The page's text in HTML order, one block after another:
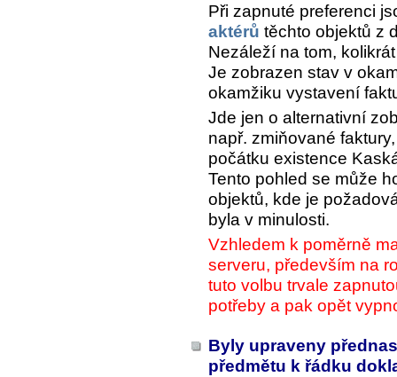
Při zapnuté preferenci
aktérů těchto objektů z
Nezáleží na tom,
Je zobrazen stav v
okamžiku vystavení
Jde jen o alternativní
např. zmiňované
počátku existence
Tento pohled se může
objektů, kde je
byla v minulosti.
Vzhledem k poměrně
serveru, především na
tuto volbu trvale
potřeby a pak opět
Byly upraveny
předmětu k řádku